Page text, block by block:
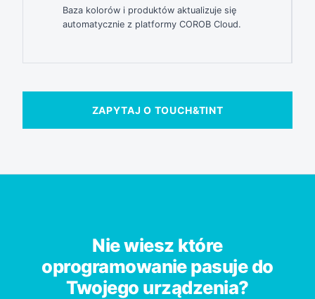
Baza kolorów i produktów aktualizuje się
automatycznie z platformy COROB Cloud.
ZAPYTAJ O TOUCH&TINT
Nie wiesz które
oprogramowanie pasuje do
Twojego urządzenia?